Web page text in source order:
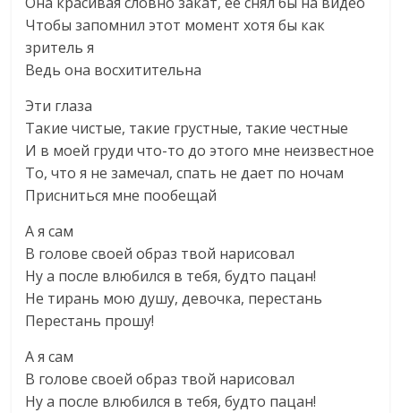
Чтобы запомнил этот момент хотя бы как
зритель я
Ведь она восхитительна
Эти глаза
Такие чистые, такие грустные, такие честные
И в моей груди что-то до этого мне неизвестное
То, что я не замечал, спать не дает по ночам
Присниться мне пообещай
А я сам
В голове своей образ твой нарисовал
Ну а после влюбился в тебя, будто пацан!
Не тирань мою душу, девочка, перестань
Перестань прошу!
А я сам
В голове своей образ твой нарисовал
Ну а после влюбился в тебя, будто пацан!